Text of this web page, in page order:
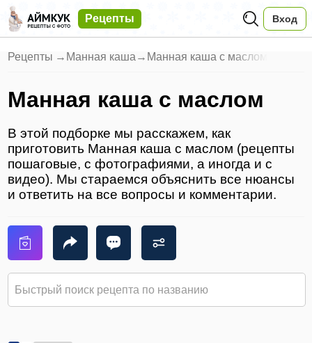
Рецепты Вход
Рецепты → Манная каша → Манная каша с маслом
Манная каша с маслом
В этой подборке мы расскажем, как
приготовить Манная каша с маслом (рецепты
пошаговые, с фотографиями, а иногда и с
видео). Мы стараемся объяснить все нюансы
и ответить на все вопросы и комментарии.